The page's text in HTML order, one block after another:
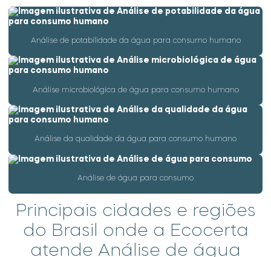
Análise de água de piscina
Análise de água de poço
Análise de água de poço artesiano
Análise de água preço
Análise de água purificada
Análise de água residual industrial
Análise de água subterrânea
Análise de água superficial
Análise de água de torre de resfriamento
Análise de potabilidade da água para consumo humano
Análise microbiológica de água para consumo humano
Análise da qualidade da água para consumo humano
Análise de água para consumo
Principais cidades e regiões
do Brasil onde a Ecocerta
atende Análise de água